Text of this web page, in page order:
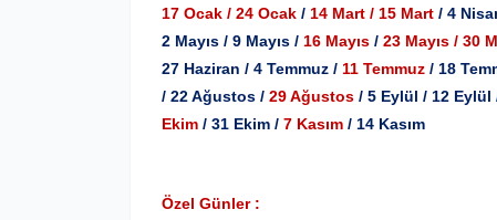
17 Ocak / 24 Ocak / 14 Mart / 15 Mart / 4
2 Mayıs / 9 Mayıs / 16 Mayıs / 23 Mayıs / 30
27 Haziran / 4 Temmuz / 11 Temmuz / 18
/ 22 Ağustos / 29 Ağustos / 5 Eylül / 12 Eylül
Ekim / 31 Ekim / 7 Kasım / 14 Kasım
Özel Günler :